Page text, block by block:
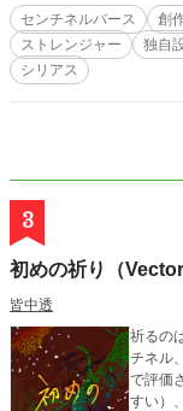
センチネルバース 創
ストレンジャー
独自
シリアス
3
初めの祈り（
皆中透
祈るの
チネル
で評価
すい）